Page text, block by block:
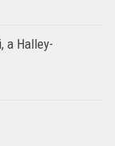
a Halley-